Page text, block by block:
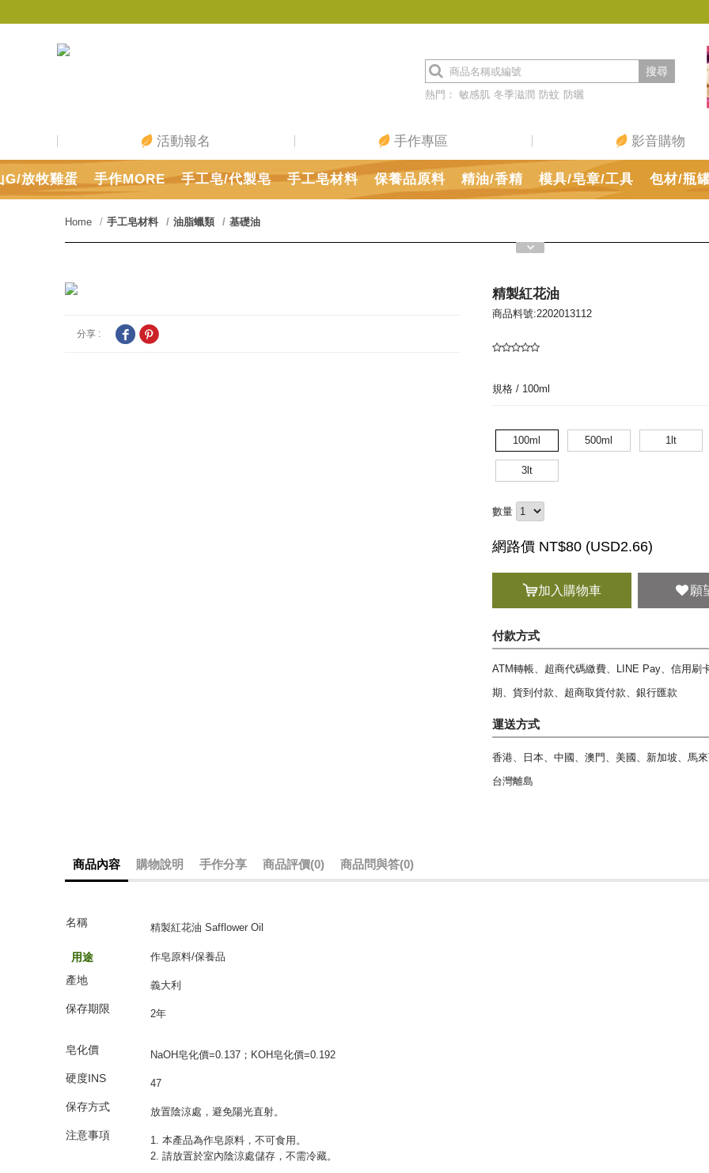
熱門： 敏感肌 冬季滋潤 防蚊 防曬
搜尋
G/放牧雞蛋 手作MORE 手工皂/代製皂 手工皂材料 保養品原料 精油/香精 模具/皂章/工具 包材/瓶
活動報名 手作專區 影音購物
Home 手工皂材料 油脂蠟類 基礎油
分享 :
精製紅花油
商品料號:2202013112
規格 / 100ml
100ml 500ml 1lt
3lt
數量
網路價 NT$80 (USD2.66)
加入購物車 願
付款方式
ATM轉帳、超商代碼繳費、LINE Pay、信用刷
期、貨到付款、超商取貨付款、銀行匯款
運送方式
香港、日本、中國、澳門、美國、新加坡、馬來
台灣離島
商品內容 購物說明 手作分享 商品評價(0) 商品問與答(0)
名稱 精製紅花油 Safflower Oil
用途 作皂原料/保養品
產地 義大利
保存期限 2年
皂化價 NaOH皂化價=0.137；KOH皂化價=0.192
硬度INS 47
保存方式 放置陰涼處，避免陽光直射。
注意事項
1. 本產品為作皂原料，不可食用。
2. 請放置於室內陰涼處儲存，不需冷藏。